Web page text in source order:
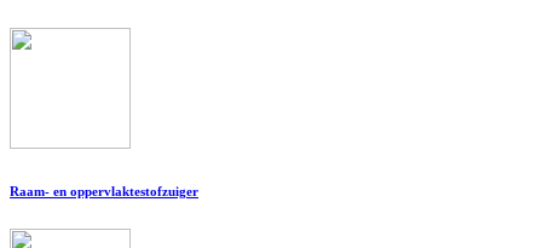
Raam- en oppervlaktestofzuiger